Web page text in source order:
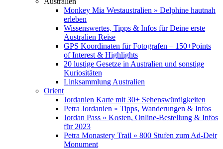
Monkey Mia Westaustralien » Delphine hautnah
erleben
Wissenswertes, Tipps & Infos für Deine erste
Australien Reise
GPS Koordinaten für Fotografen – 150+Points
of Interest & Highlights
20 lustige Gesetze in Australien und sonstige
Kuriositäten
Linksammlung Australien
Orient
Jordanien Karte mit 30+ Sehenswürdigkeiten
Petra Jordanien » Tipps, Wanderungen & Infos
Jordan Pass » Kosten, Online-Bestellung & Infos
für 2023
Petra Monastery Trail » 800 Stufen zum Ad-Deir
Monument